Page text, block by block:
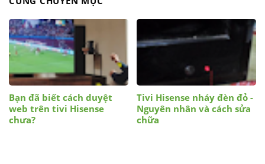
Bạn đã biết cách duyệt
web trên tivi Hisense
chưa?
Tivi Hisense nháy đèn đỏ -
Nguyên nhân và cách sửa
chữa